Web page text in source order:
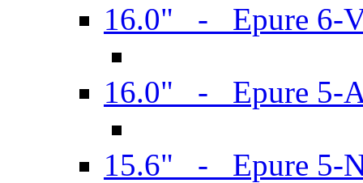
16.0" - Epure 6-
16.0" - Epure 5-
15.6" - Epure 5-